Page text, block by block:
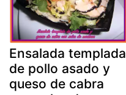
Ensalada templada
de pollo asado y
queso de cabra